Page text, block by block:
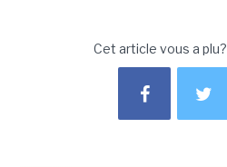
Cet article vous a plu?